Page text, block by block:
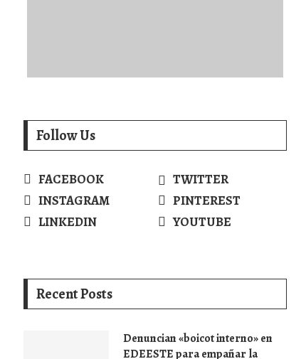
Follow Us
FACEBOOK
TWITTER
INSTAGRAM
PINTEREST
LINKEDIN
YOUTUBE
Recent Posts
Denuncian «boicot interno» en
EDEESTE para empañar la